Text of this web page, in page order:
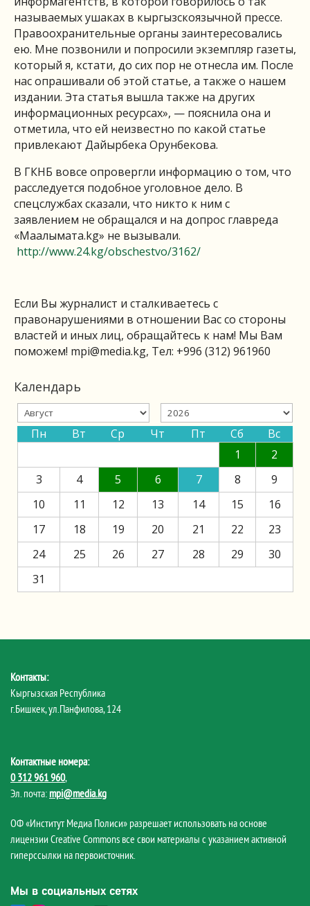
называемых ушаках в кыргызскоязычной прессе.
Правоохранительные органы заинтересовались
ею. Мне позвонили и попросили экземпляр газеты,
который я, кстати, до сих пор не отнесла им. После
нас опрашивали об этой статье, а также о нашем
издании. Эта статья вышла также на других
информационных ресурсах», — пояснила она и
отметила, что ей неизвестно по какой статье
привлекают Дайырбека Орунбекова.
В ГКНБ вовсе опровергли информацию о том, что
расследуется подобное уголовное дело. В
спецслужбах сказали, что никто к ним с
заявлением не обращался и на допрос главреда
«Маалымата.kg» не вызывали.
http://www.24.kg/obschestvo/3162/
Если Вы журналист и сталкиваетесь с
правонарушениями в отношении Вас со стороны
властей и иных лиц, обращайтесь к нам! Мы Вам
поможем! mpi@media.kg, Тел: +996 (312) 961960
Календарь
Пн Вт Ср Чт Пт Сб
Вс
1
2
3
4 5 6 7 8
9
10
11 12 13 14 15
16
17
18 19 20 21 22
23
24
25 26 27 28 29
30
31
Контакты:
Кыргызская Республика
г.Бишкек, ул.Панфилова, 124
Контактные номера:
0 312 961 960,
Эл. почта: mpi@media.kg
ОФ «Институт Медиа Полиси» разрешает использовать на основе
лицензии Creative Commons все свои материалы с указанием активной
гиперссылки на первоисточник.
Мы в социальных сетях